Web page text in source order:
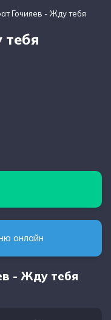
Гочияев - Жду тебя
онлайн
- Жду тебя